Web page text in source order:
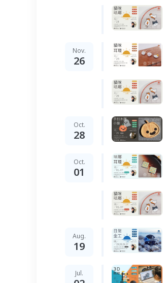
Nov.
26
Oct.
28
Oct.
01
Aug.
19
Jul.